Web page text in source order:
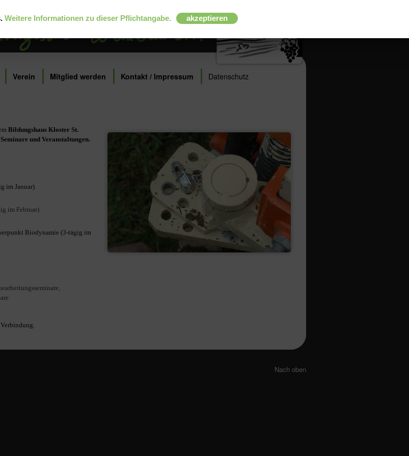
Verein Mitglied werden Kontakt / Impressum Datenschutz
Bildungshaus Kloster St.
Seminare und Veranstaltungen.
im Januar)
im Februar)
Biodynamie (3-tägig im
Nach oben
Weitere Informationen zu dieser Pflichtangabe. akzeptieren